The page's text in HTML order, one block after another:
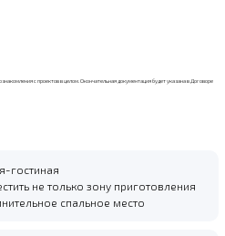
с проектов в целом. Окончательная документация будет указана в Договоре
гостиная
не только зону приготовления
спальное место